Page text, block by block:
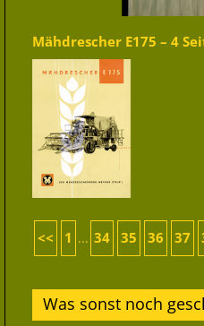
Mähdrescher E175 – 4
<< 1 ... 34 35 36 37
Was sonst noch